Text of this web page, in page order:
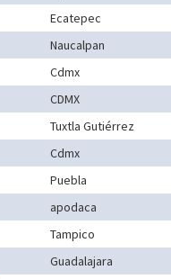
Ecatepec
Naucalpan
Cdmx
CDMX
Tuxtla Gutiérrez
Cdmx
Puebla
apodaca
Tampico
Guadalajara